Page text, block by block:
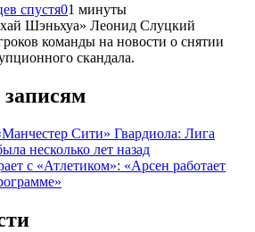
спустя01 минуты
Шэньхуа» Леонид Слуцкий
команды на новости о снятии
скандала.
Сити» Гвардиола: Лига
несколько лет назад
с «Атлетиком»: «Арсен работает